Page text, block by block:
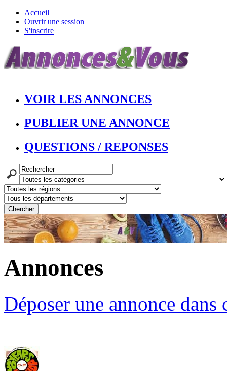
Accueil
Ouvrir une session
S'inscrire
VOIR LES ANNONCES
PUBLIER UNE ANNONCE
QUESTIONS / REPONSES
Annonces
Déposer une annonce dans